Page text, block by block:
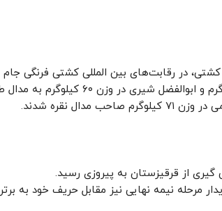
در رقابت‌های بین المللی کشتی فرنگی جام
ترکیه در شهر آنتالیا ترکیه، احمد بدرالدینی در وزن ۴۵ کیلوگرم و ابوالفضل
مرحله نیمه نهایی نیز مقابل حریف خود به